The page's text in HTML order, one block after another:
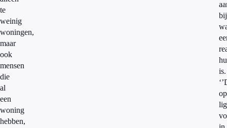
te
weinig
woningen,
maar
ook
mensen
die
al
een
woning
hebben,
bij
is.